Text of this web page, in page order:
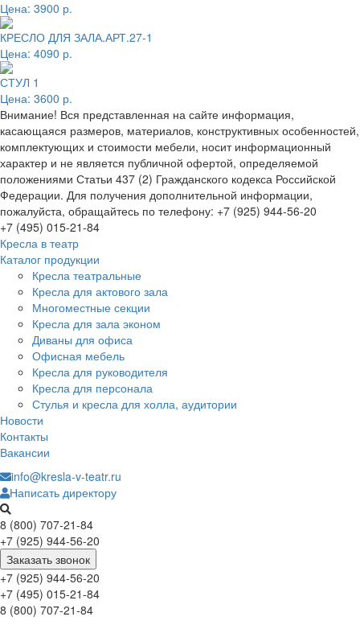
Цена: 3900 р.
КРЕСЛО ДЛЯ ЗАЛА.АРТ.27-1
Цена: 4090 р.
СТУЛ 1
Цена: 3600 р.
Внимание! Вся представленная на сайте информация,
касающаяся размеров, материалов, конструктивных особенностей,
комплектующих и стоимости мебели, носит информационный
характер и не является публичной офертой, определяемой
положениями Статьи 437 (2) Гражданского кодекса Российской
Федерации. Для получения дополнительной информации,
пожалуйста, обращайтесь по телефону: +7 (925) 944-56-20
+7 (495) 015-21-84
Кресла в театр
Каталог продукции
Кресла театральные
Кресла для актового зала
Многоместные секции
Кресла для зала эконом
Диваны для офиса
Офисная мебель
Кресла для руководителя
Кресла для персонала
Стулья и кресла для холла, аудитории
Новости
Контакты
Вакансии
info@kresla-v-teatr.ru
Написать директору
8 (800) 707-21-84
+7 (925) 944-56-20
Заказать звонок
+7 (925) 944-56-20
+7 (495) 015-21-84
8 (800) 707-21-84